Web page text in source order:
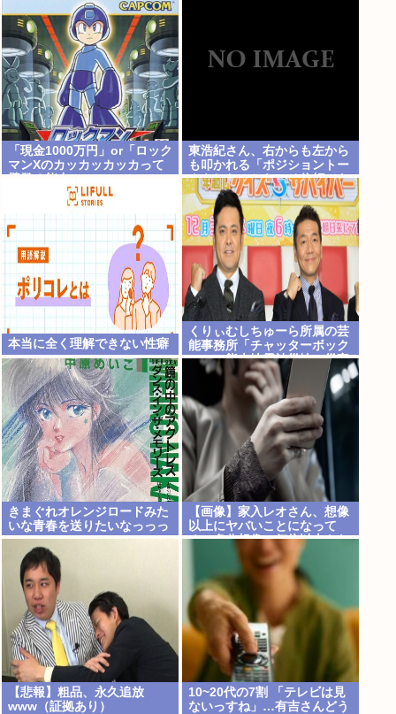
「現金1000万円」or「ロック
マンXのカッカッカッカって
東浩紀さん、右からも左から
も叩かれる「ポジショントー
クをしないからこそ信頼でき
る」と擁護されるwww
本当に全く理解できない性癖
くりぃむしちゅーら所属の芸
能事務所「チャッターボック
ス」、熊本地震被災地に災害
義援金寄付を発表
きまぐれオレンジロードみた
いな青春を送りたいなっっっ
っ
【画像】家入レオさん、想像
以上にヤバいことになって
る…多分想像の何倍以上もヤ
【悲報】粗品、永久追放
www（証拠あり）
10~20代の7割 「テレビは見
ないっすね」…有吉さんどう